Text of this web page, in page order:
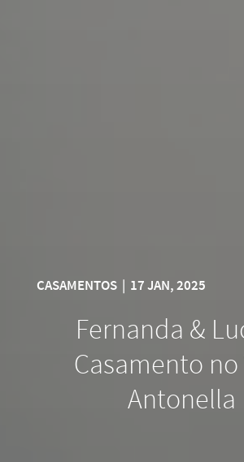
CASAMENTOS| 17 JAN, 2025
Fernanda &
Casamento no
Antonella